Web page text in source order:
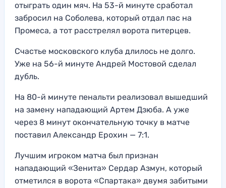
отыграть один мяч. На 53-й минуте сработал
забросил на Соболева, который отдал пас на
Промеса, а тот расстрелял ворота питерцев.
Счастье московского клуба длилось не долго.
Уже на 56-й минуте Андрей Мостовой сделал
дубль.
На 80-й минуте пенальти реализовал вышедший
на замену нападающий Артем Дзюба. А уже
через 8 минут окончательную точку в матче
поставил Александр Ерохин — 7:1.
Лучшим игроком матча был признан
нападающий «Зенита» Сердар Азмун, который
отметился в ворота «Спартака» двумя забитыми